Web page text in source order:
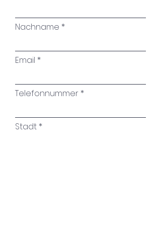
Nachname
Email
Telefonnummer
Stadt